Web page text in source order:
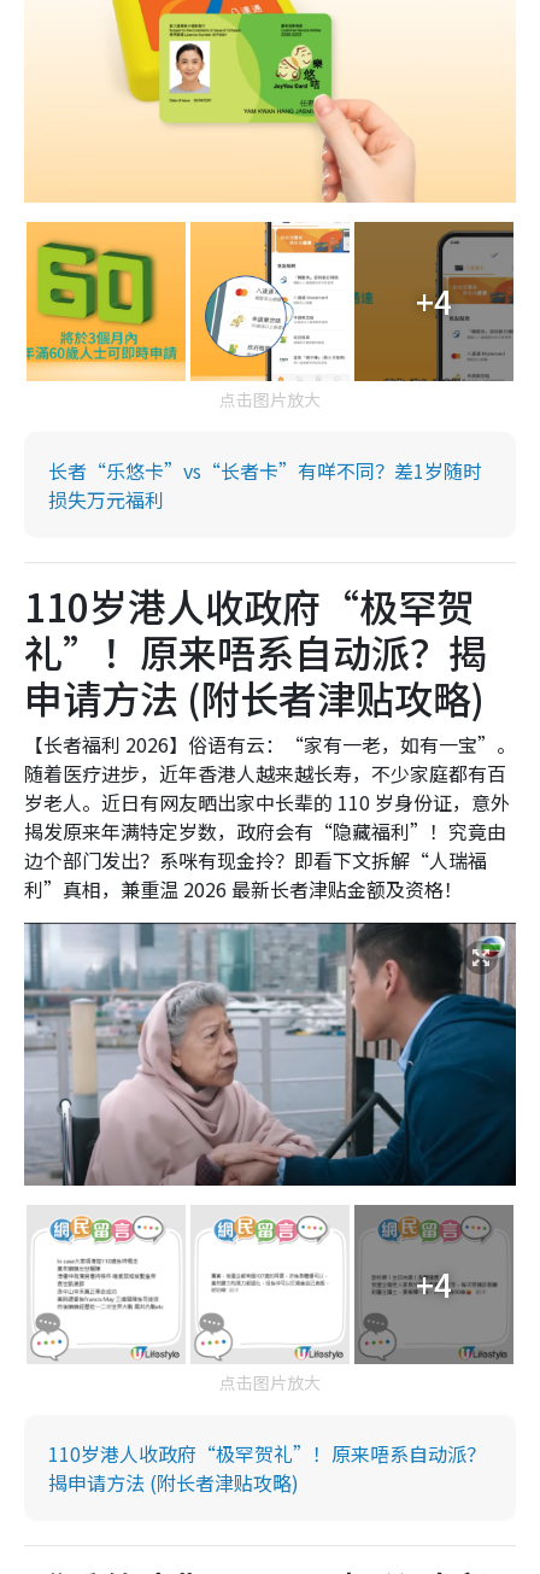
+4
点击图片放大
长者“乐悠卡”vs“长者卡”有咩不同？差1岁随时
损失万元福利
110岁港人收政府“极罕贺
礼”！原来唔系自动派？揭
申请方法 (附长者津贴攻略)
【长者福利 2026】俗语有云：“家有一老，如有一宝”。
随着医疗进步，近年香港人越来越长寿，不少家庭都有百
岁老人。近日有网友晒出家中长辈的 110 岁身份证，意外
揭发原来年满特定岁数，政府会有“隐藏福利”！究竟由
边个部门发出？系咪有现金拎？即看下文拆解“人瑞福
利”真相，兼重温 2026 最新长者津贴金额及资格！
+4
点击图片放大
110岁港人收政府“极罕贺礼”！原来唔系自动派？
揭申请方法 (附长者津贴攻略)